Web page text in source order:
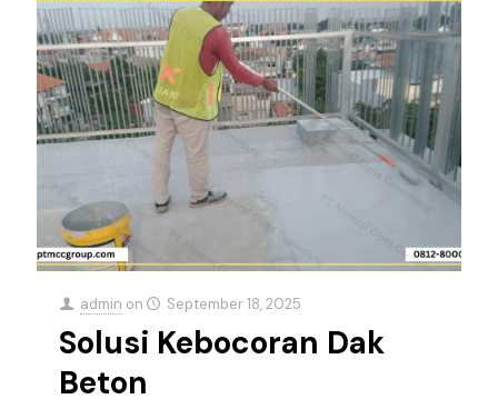
admin on September 18, 2025
Solusi Kebocoran Dak
Beton